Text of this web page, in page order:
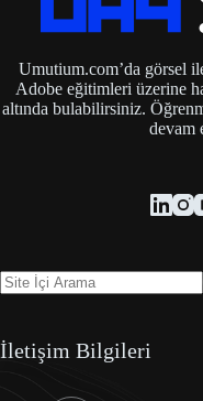
Umutium.com’da görsel
Adobe eğitimleri üzerine
altında bulabilirsiniz.
İletişim Bilgileri